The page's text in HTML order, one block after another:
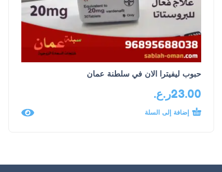
حبوب ليفيترا الان في سلطنة عمان
23.00ر.ع.
إضافة إلى السلة